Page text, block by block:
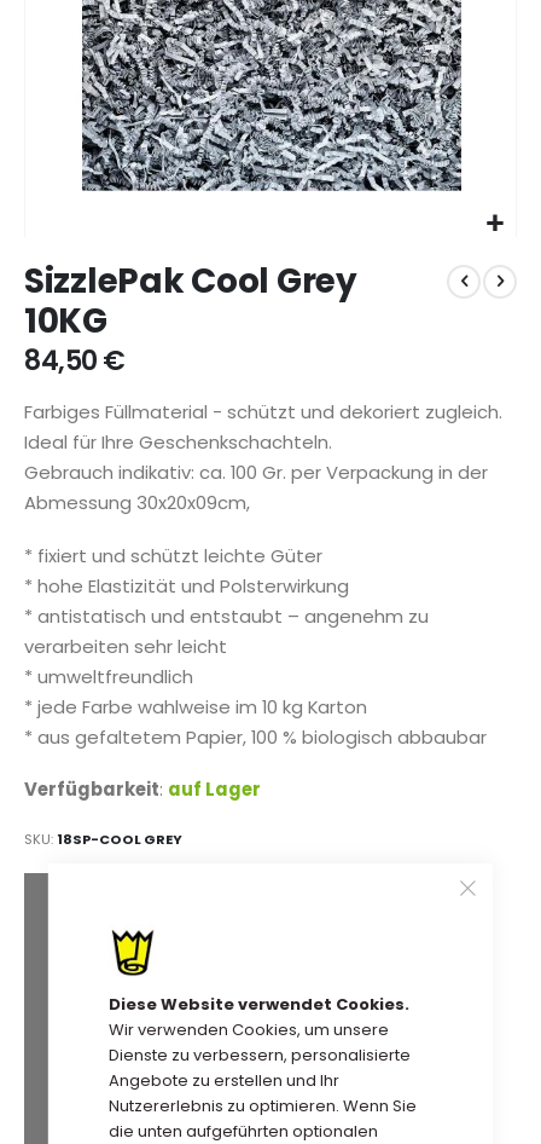
Diese Website verwendet Cookies.
Wir verwenden Cookies, um unsere
Dienste zu verbessern, personalisierte
Angebote zu erstellen und Ihr
Nutzererlebnis zu optimieren. Wenn Sie
die unten aufgeführten optionalen
Anfang
der
Bildgalerie
springen
SizzlePak Cool Grey
10KG
84,50 €
Farbiges Füllmaterial - schützt und dekoriert zugleich.
Ideal für Ihre Geschenkschachteln.
Gebrauch indikativ: ca. 100 Gr. per Verpackung in der
Abmessung 30x20x09cm,
* fixiert und schützt leichte Güter
* hohe Elastizität und Polsterwirkung
* antistatisch und entstaubt – angenehm zu
verarbeiten sehr leicht
* umweltfreundlich
* jede Farbe wahlweise im 10 kg Karton
* aus gefaltetem Papier, 100 % biologisch abbaubar
Verfügbarkeit: auf Lager
SKU 18SP-COOL GREY
Kauf 2 für80,28 €
Kauf 5 für77,74 €jeweils und
8%
Kauf 10 für 76,05 € jeweils und
10%